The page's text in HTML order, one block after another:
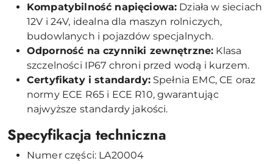
Kompatybilność napięciowa: Działa w sieciach
12V i 24V, idealna dla maszyn rolniczych,
budowlanych i pojazdów specjalnych.
Odporność na czynniki zewnętrzne: Klasa
szczelności IP67 chroni przed wodą i kurzem.
Certyfikaty i standardy:Spełnia EMC, CE oraz
normy ECE R65 i ECE R10, gwarantując
najwyższe standardy jakości.
Specyfikacja techniczna
Numer części: LA20004